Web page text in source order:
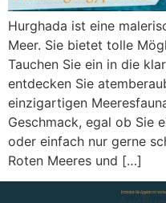
Hurghada ist eine
Meer. Sie bietet tolle
Tauchen Sie ein in die
entdecken Sie
einzigartigen
Geschmack, egal ob Sie
oder einfach nur gerne
Roten Meeres und […]